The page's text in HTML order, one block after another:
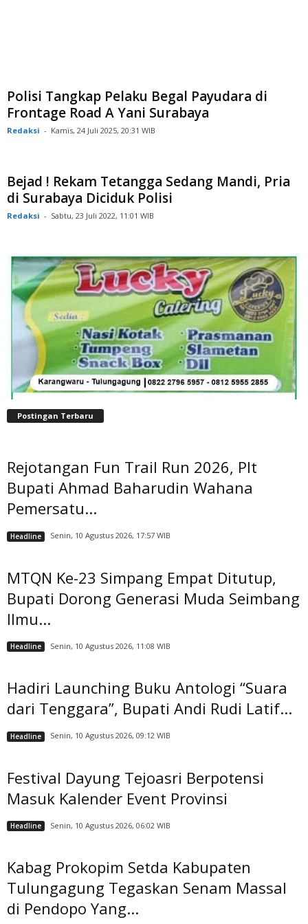
Polisi Tangkap Pelaku Begal Payudara di
Frontage Road A Yani Surabaya
Redaksi - Kamis, 24 Juli 2025, 20:31 WIB
Bejad ! Rekam Tetangga Sedang Mandi, Pria
di Surabaya Diciduk Polisi
Redaksi - Sabtu, 23 Juli 2022, 11:01 WIB
Postingan Terbaru
Rejotangan Fun Trail Run 2026, Plt
Bupati Ahmad Baharudin Wahana
Pemersatu...
Headline Senin, 10 Agustus 2026, 17:57 WIB
MTQN Ke-23 Simpang Empat Ditutup,
Bupati Dorong Generasi Muda Seimbang
Ilmu...
Headline Senin, 10 Agustus 2026, 11:08 WIB
Hadiri Launching Buku Antologi “Suara
dari Tenggara”, Bupati Andi Rudi Latif...
Headline Senin, 10 Agustus 2026, 09:12 WIB
Festival Dayung Tejoasri Berpotensi
Masuk Kalender Event Provinsi
Headline Senin, 10 Agustus 2026, 06:02 WIB
Kabag Prokopim Setda Kabupaten
Tulungagung Tegaskan Senam Massal
di Pendopo Yang...